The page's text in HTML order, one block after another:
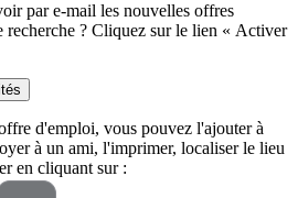
par e-mail les nouvelles offres
recherche ? Cliquez sur le lien « Activer
d'emploi, vous pouvez l'ajouter à
à un ami, l'imprimer, localiser le lieu
en cliquant sur :